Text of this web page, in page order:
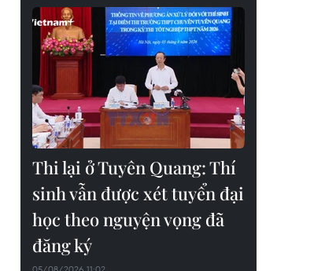
Thi lại ở Tuyên Quang: Thí
sinh vẫn được xét tuyển đại
học theo nguyện vọng đã
đăng ký